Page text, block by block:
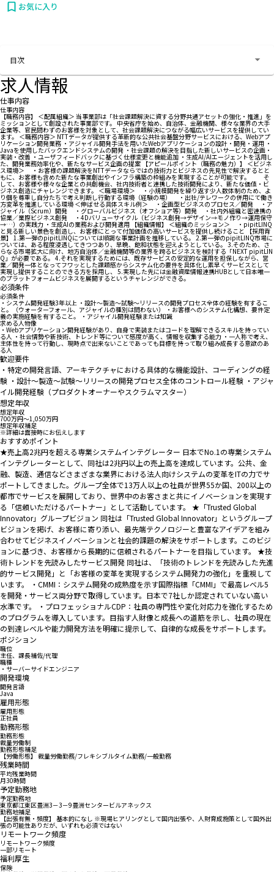
お気に入り
目次
求人情報
仕事内容
仕事内容
【職務内容】 ＜配属組織＞ 当事業部は「社会課題解決に資する分野共通アセットの強化・推進」を
ミッションとして創設された事業部です。 中央省庁を始め、自治体、金融機関、様々な業界の大手
企業等、官民問わずのお客様を対象として、社会課題解決につながる幅広いサービスを提供してい
ます。 ＜職務内容＞ NTTデータが提供する革新的な公共社会基盤分野サービスにおける、Webアプ
リケーション開発業務 ・アジャイル開発手法を用いたWebアプリケーションの設計・開発・運用 ・
Javaを使用したバックエンドシステムの開発 ・社会課題の解決を目指した新しいサービスの企画・
実装・改善 ・ユーザフィードバックに基づく仕様変更と機能追加 ・生成AI/AIエージェントを活用し
た、開発業務効率化や、新たなサービス企画の提案 【アピールポイント（職務の魅力）】 ＜ビジネ
ス環境＞ ・お客様の課題解決をNTTデータならではの技術力とビジネスの先見性で解決するとと
もに、お客様も含めた新たな事業創出やインフラ構築の枠組みを実現することが可能です。 そ
して、お客様や様々な企業との共創機会、社内技術者と連携した技術開発により、新たな価値・ビ
ジネス創造にチャレンジできます。 ＜職場環境＞ ・小規模開発を繰り返す少人数体制のため、よ
り個を尊重し自分たちで考え判断し行動する環境（経験の場） ・出社/テレワークの併用にて働き
方変革を推進している環境 ＜伸ばせる具体スキル例＞ ・企画型ビジネスのプロセス／開発 ・ア
ジャイル（Scrum）開発 ・グローバルビジネス（オフショア等）開発 ・社内外組織と密連携の
協業／業際ビジネス創発 ・4Dバリューサイクル（ビジネス創発→デザイン→モノ作り→運用保守
→…）の実践力 ・生成AIの業務および開発適用 【組織情報】 ＜組織のミッション＞ ・pipitLINQ
と見る新しい景色を創造し、お客様にとって付加価値の高いサービスを提供し続けること 【採用背
景】 1.第一弾のpipitLINQについては順調な事業計画を推移している。 2.第一弾のpipitLINQ市場に
ついては、ある程度浸透してきつつあり、早晩、飽和状態を迎えようとしている。 3.そのため、さ
らなる市場拡大に向け、地方自治体／金融機関等の業界を跨るビジネスを検討する「NEXT pipitLIN
Q」が必要である。 4.それを実現するためには、既存サービスの安定的な運用を担保しながら、営
業／開発一体となってフワッとした課題感からシステム化の要件を具体化し素早くサービスとして
実現し提供することのできる方を採用し、 5.実現した先には金融資産情報連携HUBとして日本唯一
のプラットフォームビジネスを展開するというチャレンジができる。
必須条件
必須条件
・システム開発経験3年以上 ・設計～製造～試験～リリースの開発プロセス全体の経験を有するこ
と。（ウォーターフォール、アジャイルの種別は問わない） ・お客様へのシステム化構想、要件定
義の実施経験を有すること。 ・アジャイル開発経験または知識
求める人物像
・Webアプリケーション開発経験があり、自身で実装またはコードを理解できるスキルを持ってい
る人 ・社会情勢や新技術、トレンド等について感度が高く、情報を収集する能力 ・一人称で考え、
主体性を持って行動し、現時点で出来ないことであっても目標を持って取り組み成長する意欲のあ
る人
歓迎要件
・特定の開発言語、アーキテクチャにおける具体的な機能設計、コーディングの経
験 ・設計～製造～試験～リリースの開発プロセス全体のコントロール経験 ・アジャ
イル開発経験（プロダクトオーナーやスクラムマスター）
想定年収
想定年収
700万円〜1,050万円
想定年収補足
※詳細は面接時にお伝えします
おすすめポイント
★売上高2兆円を超える専業システムインテグレーター 日本でNo.1の専業システム
インテグレーターとして、同社は2兆円以上の売上高を達成しています。公共、金
融、製造、通信などさまざまな業界における法人向けシステムの変革をITの力でサ
ポートしてきました。グループ全体で13万人以上の社員が世界55か国、200以上の
都市でサービスを展開しており、世界中のお客さまと共にイノベーションを実現す
る「信頼いただけるパートナー」として活動しています。 ★「Trusted Global
Innovator」グループビジョン 同社は「Trusted Global Innovator」というグループ
ビジョンを掲げ、お客様に寄り添い、最先端テクノロジーと豊富なアイデアを組み
合わせてビジネスイノベーションと社会的課題の解決をサポートします。このビジ
ョンに基づき、お客様から長期的に信頼されるパートナーを目指しています。 ★技
術トレンドを先読みしたサービス開発 同社は、「技術のトレンドを先読みした先進
的サービス開発」と「お客様の変革を実現するシステム開発力の強化」を重視して
います。 ・CMMI：システム開発の成熟度を示す国際指標「CMMI」で最高レベル5
を開発・サービス両分野で取得しています。日本で7社しか認定されていない高い
水準です。 ・プロフェッショナルCDP：社員の専門性や変化対応力を強化するため
のプログラムを導入しています。目指す人財像と成長への道筋を示し、社員の現在
の到達レベルや能力開発方法を明確に提示して、自律的な成長をサポートします。
ポジション
職位
主任、課長補佐/代理
職種
・サーバーサイドエンジニア
開発環境
開発言語
Java
雇用形態
雇用形態
正社員
勤務形態
勤務形態
裁量労働制
勤務形態補足
【労働形態】 裁量労働勤務/フレキシブルタイム勤務/一般勤務
残業時間
平均残業時間
月30時間
予定勤務地
予定勤務地
東京都江東区豊洲3－3－9豊洲センタービルアネックス
勤務地補足
【出張有無・頻度】 基本的になし ※現場ヒアリングとして国内出張や、人財育成施策として国外出
張の可能性ありだが、いずれも必須ではない
リモートワーク頻度
リモートワーク頻度
一部リモート
福利厚生
保険